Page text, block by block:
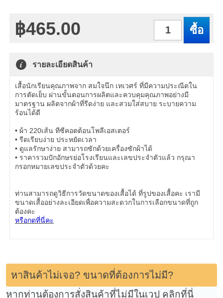
฿465.00
รายละเอียดสินค้า
เสื้อนักเรียนคุณภาพจาก สมใจนึก เทเวศร์ ที่มีความประณีตใน
การตัดเย็บ ผ่านขั้นตอนการผลิตและควบคุมคุณภาพอย่างมี
มาตรฐาน ผลิตจากผ้าที่รีดง่าย และสวมใส่สบาย ระบายความ
ร้อนได้ดี
• ผ้า 220เส้น ทีซีคอตต้อนโพลีเอสเตอร์
• รีดเรียบง่าย ประหยัดเวลา
• ดูแลรักษาง่าย สามารถซักด้วยเครื่องซักผ้าได้
• ราคารวมปักอักษรย่อโรงเรียนและเลขประจำตัวแล้ว กรุณา
กรอกหมายเลขประจำตัวด้วยคะ
ท่านสามารถดูวิธีการวัดขนาดของเสื้อได้ ที่รูปของเสื้อคะ เรามี
ขนาดเสื้ออย่างละเอียดเพื่อความสะดวกในการเลือกขนาดที่ถูก
ต้องคะ
หรือกดที่นี่คะ
หาสินค้าไม่เจอ? ขนาดที่ต้องการไม่มี?
หากท่านต้องการสั่งสินค้าที่ไม่มีในเวป คลิกที่นี่